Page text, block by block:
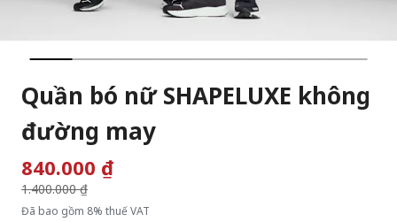
Quần bó nữ SHAPELUXE không
đường may
840.000 ₫Giá giảm từ
1.400.000 ₫
đến
Đã bao gồm 8% thuế VAT